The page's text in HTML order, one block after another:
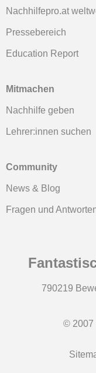
Nachhilfepro.at
Pressebereich
Education Report
Mitmachen
Nachhilfe geben
Lehrer:innen suchen
Community
News & Blog
Fragen und
790219
© 2007